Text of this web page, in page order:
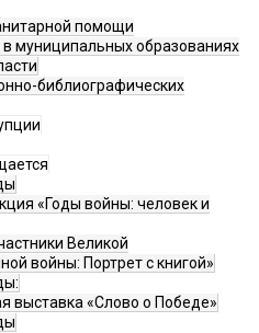
помощи
муниципальных образованиях
библиографических
«Годы войны: человек и
Великой
войны: Портрет с книгой»
выставка «Слово о Победе»